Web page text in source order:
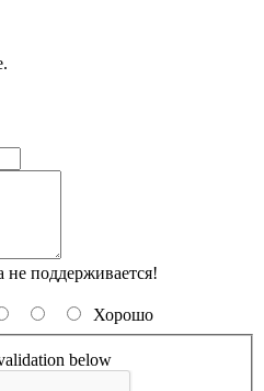
не поддерживается!
Хорошо
below